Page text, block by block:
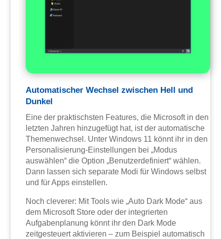
Automatischer Wechsel zwischen Hell und
Dunkel
Eine der praktischsten Features, die Microsoft in den
letzten Jahren hinzugefügt hat, ist der automatische
Themenwechsel. Unter Windows 11 könnt ihr in den
Personalisierung-Einstellungen bei „Modus
auswählen“ die Option „Benutzerdefiniert“ wählen.
Dann lassen sich separate Modi für Windows selbst
und für Apps einstellen.
Noch cleverer: Mit Tools wie „Auto Dark Mode“ aus
dem Microsoft Store oder der integrierten
Aufgabenplanung könnt ihr den Dark Mode
zeitgesteuert aktivieren – zum Beispiel automatisch